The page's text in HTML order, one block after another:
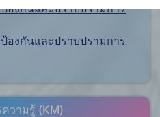
องกันและปราบปรามการ
องกันและปราบปรามการ
วามรู้ (KM)